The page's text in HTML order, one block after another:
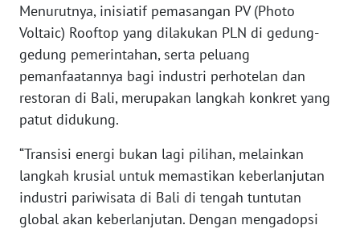
Menurutnya, inisiatif pemasangan PV (Photo
Voltaic) Rooftop yang dilakukan PLN di gedung-
gedung pemerintahan, serta peluang
pemanfaatannya bagi industri perhotelan dan
restoran di Bali, merupakan langkah konkret yang
patut didukung.
“Transisi energi bukan lagi pilihan, melainkan
langkah krusial untuk memastikan keberlanjutan
industri pariwisata di Bali di tengah tuntutan
global akan keberlanjutan. Dengan mengadopsi
PAPUA
BARAT
RIAU
WN
SERAMBI
WN
JAMBI